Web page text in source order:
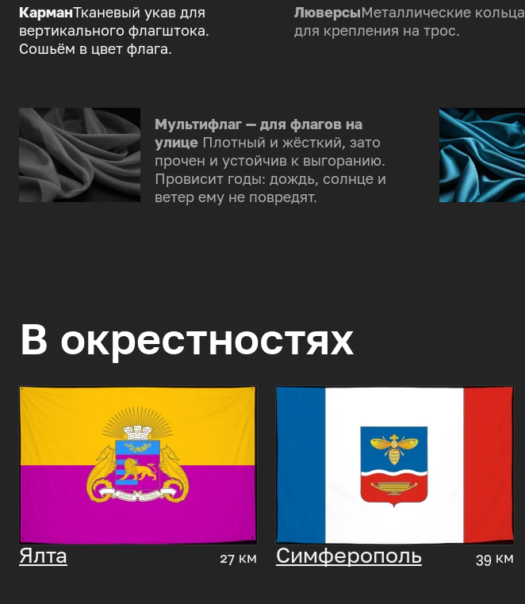
КарманТканевый укав для
вертикального флагштока.
Сошьём в цвет флага.
ЛюверсыМеталлические кольца
для крепления на трос.
Мультифлаг — для флагов на
улицеПлотный и жёсткий, зато
прочен и устойчив к выгоранию.
Провисит годы: дождь, солнце и
ветер ему не повредят.
В окрестностях
Ялта 27 км Симферополь 39 км